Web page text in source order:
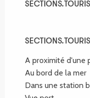
A proximité d'une
Au bord de la mer
Dans une station